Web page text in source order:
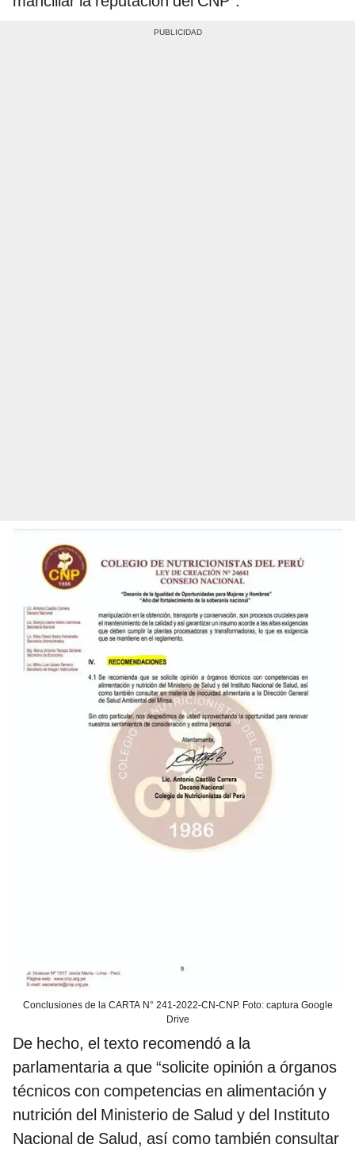
Conclusiones de la CARTA N° 241-2022-CN-CNP. Foto: captura Google
Drive
De hecho, el texto recomendó a la
parlamentaria a que “solicite opinión a órganos
técnicos con competencias en alimentación y
nutrición del Ministerio de Salud y del Instituto
Nacional de Salud, así como también consultar